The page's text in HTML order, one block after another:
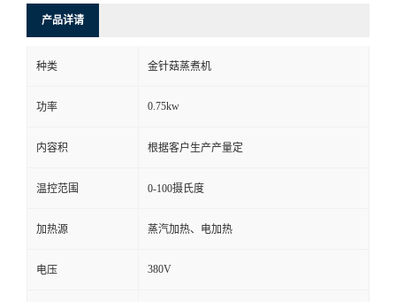
产品详请
种类 金针菇蒸煮机
功率 0.75kw
内容积 根据客户生产产量定
温控范围 0-100摄氏度
加热源 蒸汽加热、电加热
电压 380V